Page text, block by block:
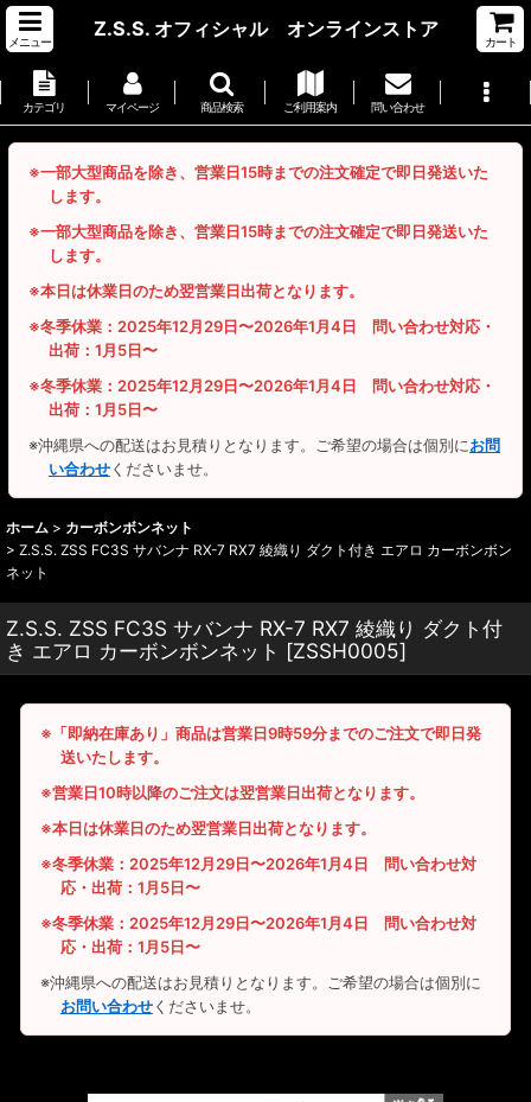
メニュー
Z.S.S. オフィシャル オンラインストア
カート
カテゴリ マイページ 商品検索 ご利用案内 問い合わせ
※一部大型商品を除き、営業日15時までの注文確定で即日発送いた
します。
※一部大型商品を除き、営業日15時までの注文確定で即日発送いた
します。
※本日は休業日のため翌営業日出荷となります。
※冬季休業：2025年12月29日〜2026年1月4日 問い合わせ対応・
出荷：1月5日〜
※冬季休業：2025年12月29日〜2026年1月4日 問い合わせ対応・
出荷：1月5日〜
※沖縄県への配送はお見積りとなります。ご希望の場合は個別にお問
い合わせくださいませ。
ホーム > カーボンボンネット
> Z.S.S. ZSS FC3S サバンナ RX-7 RX7 綾織り ダクト付き エアロ カーボンボン
ネット
Z.S.S. ZSS FC3S サバンナ RX-7 RX7 綾織り ダクト付
き エアロ カーボンボンネット [ZSSH0005]
※「即納在庫あり」商品は営業日9時59分までのご注文で即日発
送いたします。
※営業日10時以降のご注文は翌営業日出荷となります。
※本日は休業日のため翌営業日出荷となります。
※冬季休業：2025年12月29日〜2026年1月4日 問い合わせ対
応・出荷：1月5日〜
※冬季休業：2025年12月29日〜2026年1月4日 問い合わせ対
応・出荷：1月5日〜
※沖縄県への配送はお見積りとなります。ご希望の場合は個別に
お問い合わせくださいませ。